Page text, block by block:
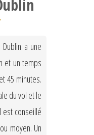
a une
et un temps
45 minutes.
du vol et le
conseillé
moyen. Un